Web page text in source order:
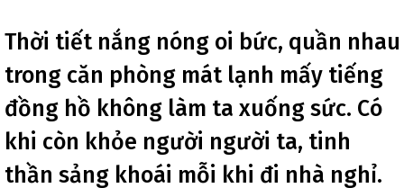
Thời tiết nắng nóng oi bức, quần nhau
trong căn phòng mát lạnh mấy tiếng
đồng hồ không làm ta xuống sức. Có
khi còn khỏe người người ta, tinh
thần sảng khoái mỗi khi đi nhà nghỉ.